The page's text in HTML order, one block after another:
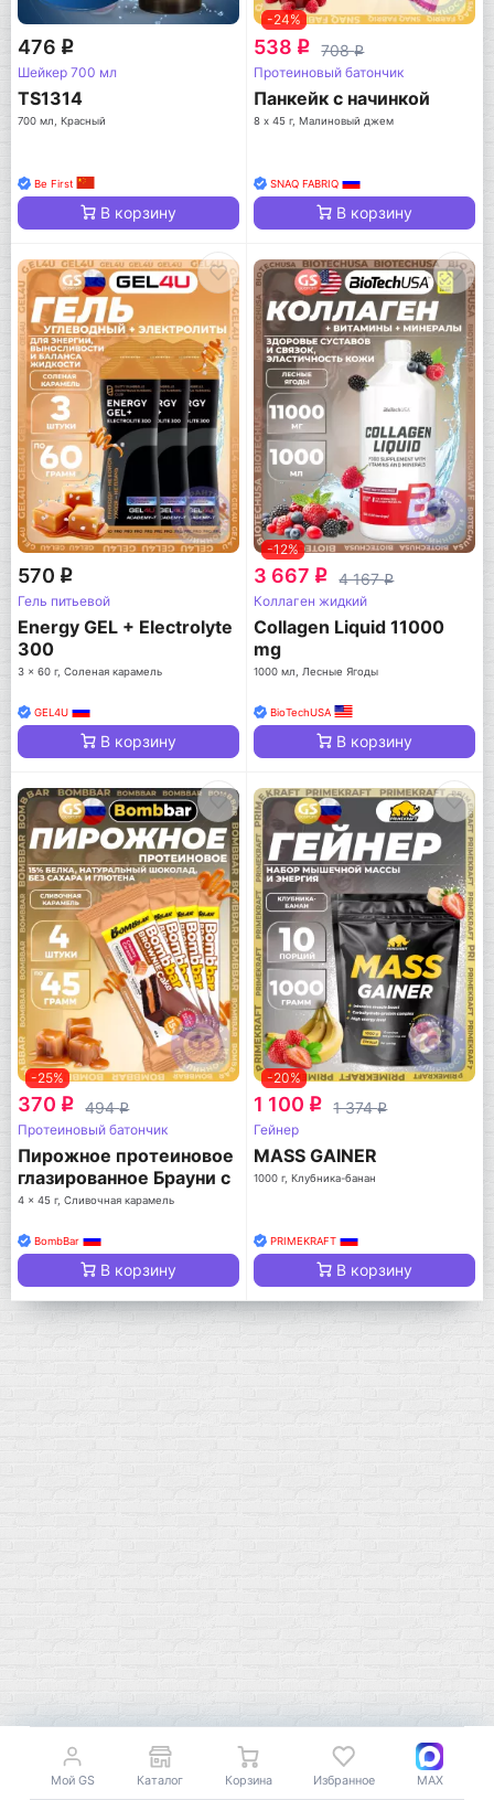
476 q
Шейкер 700 мл
TS1314
700 мл, Красный
Be First
В корзину
-24%
538 q 708q
Протеиновый батончик
Панкейк с начинкой
8 х 45 г, Малиновый джем
SNAQ FABRIQ
В корзину
570 q
Гель питьевой
Energy GEL + Electrolyte
300
3 x 60 г, Соленая карамель
GEL4U
В корзину
-12%
3 667 q 4 167q
Коллаген жидкий
Collagen Liquid 11000
mg
1000 мл, Лесные Ягоды
BioTechUSA
В корзину
-25%
370 q 494q
Протеиновый батончик
Пирожное протеиновое
глазированное Брауни с
начинкой
4 x 45 г, Сливочная карамель
BombBar
В корзину
-20%
1 100 q 1 374q
Гейнер
MASS GAINER
1000 г, Клубника-банан
PRIMEKRAFT
В корзину
г. Москва
ул. Профсоюзная 66c1
Нам 17 лет
Мой GS Каталог Корзина Избранное MAX